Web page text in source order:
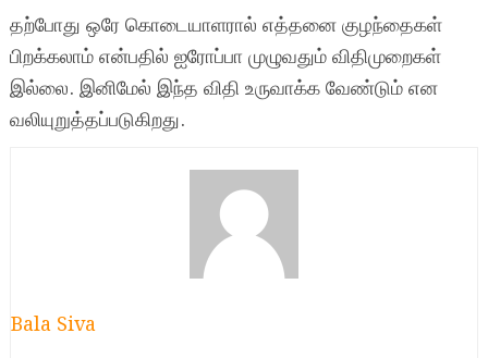
தற்போது ஒரே கொடையாளரால் எத்தனை குழந்தைகள்
பிறக்கலாம் என்பதில் ஐரோப்பா முழுவதும் விதிமுறைகள்
இல்லை. இனிமேல் இந்த விதி உருவாக்க வேண்டும் என
வலியுறுத்தப்படுகிறது.
Bala Siva